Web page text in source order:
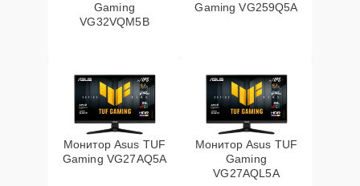
Gaming
VG32VQM5B
Gaming VG259Q5A
Монитор Asus TUF
Gaming VG27AQ5A
Монитор Asus TUF
Gaming
VG27AQL5A